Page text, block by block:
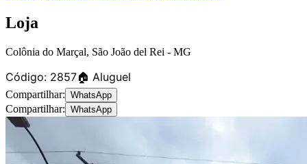
Loja
Colônia do Marçal, São João del Rei - MG
Código: 2857🏠 Aluguel
Compartilhar: WhatsApp
Compartilhar: WhatsApp